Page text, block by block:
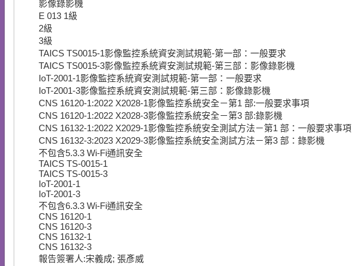
影像錄影機
E 013 1級
2級
3級
TAICS TS0015-1影像監控系統資安測試規範-第一部：一般要求
TAICS TS0015-3影像監控系統資安測試規範-第三部：影像錄影機
IoT-2001-1影像監控系統資安測試規範-第一部：一般要求
IoT-2001-3影像監控系統資安測試規範-第三部：影像錄影機
CNS 16120-1:2022 X2028-1影像監控系統安全－第1 部:一般要求事項
CNS 16120-1:2022 X2028-3影像監控系統安全－第3 部:錄影機
CNS 16132-1:2022 X2029-1影像監控系統安全測試方法－第1 部：一般要求事項
CNS 16132-3:2023 X2029-3影像監控系統安全測試方法－第3 部：錄影機
不包含5.3.3 Wi-Fi通訊安全
TAICS TS-0015-1
TAICS TS-0015-3
IoT-2001-1
IoT-2001-3
不包含6.3.3 Wi-Fi通訊安全
CNS 16120-1
CNS 16120-3
CNS 16132-1
CNS 16132-3
報告簽署人:宋義成; 張彥威